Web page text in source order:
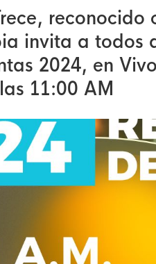
invita a todos
2024, en
11:00 AM